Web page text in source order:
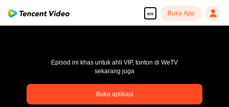
en Buka App
Episod ini khas untuk ahli VIP, tonton di WeTV
sekarang juga
Buka aplikasi